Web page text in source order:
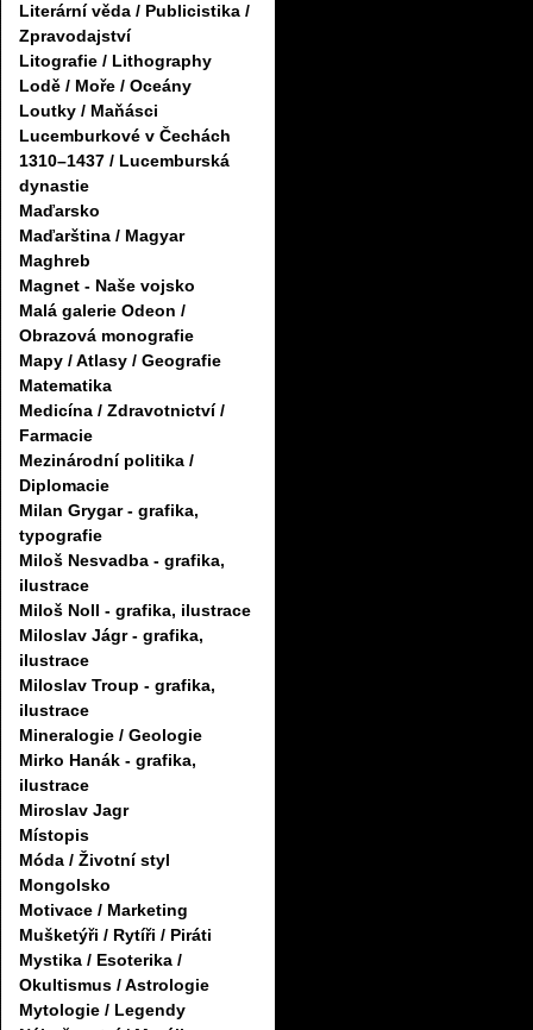
Literární věda / Publicistika /
Zpravodajství
Litografie / Lithography
Lodě / Moře / Oceány
Loutky / Maňásci
Lucemburkové v Čechách
1310–1437 / Lucemburská
dynastie
Maďarsko
Maďarština / Magyar
Maghreb
Magnet - Naše vojsko
Malá galerie Odeon /
Obrazová monografie
Mapy / Atlasy / Geografie
Matematika
Medicína / Zdravotnictví /
Farmacie
Mezinárodní politika /
Diplomacie
Milan Grygar - grafika,
typografie
Miloš Nesvadba - grafika,
ilustrace
Miloš Noll - grafika, ilustrace
Miloslav Jágr - grafika,
ilustrace
Miloslav Troup - grafika,
ilustrace
Mineralogie / Geologie
Mirko Hanák - grafika,
ilustrace
Miroslav Jagr
Místopis
Móda / Životní styl
Mongolsko
Motivace / Marketing
Mušketýři / Rytíři / Piráti
Mystika / Esoterika /
Okultismus / Astrologie
Mytologie / Legendy